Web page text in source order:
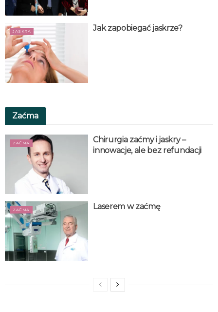
JASKRA Jak zapobiegać jaskrze?
Zaćma
ZAĆMA
Chirurgia zaćmy i jaskry –
innowacje, ale bez refundacji
ZAĆMA Laserem w zaćmę